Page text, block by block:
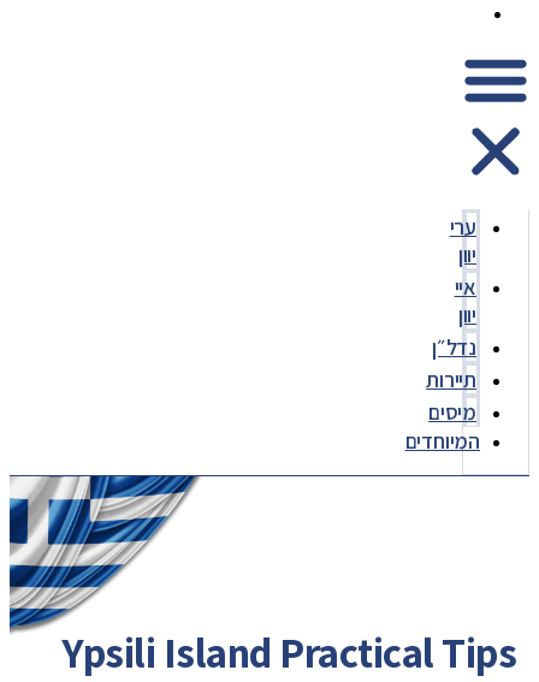
ערי
יוון
איי
יוון
נדל״ן
תיירות
מיסים
המיוחדים
Ypsili Island Practical Tips